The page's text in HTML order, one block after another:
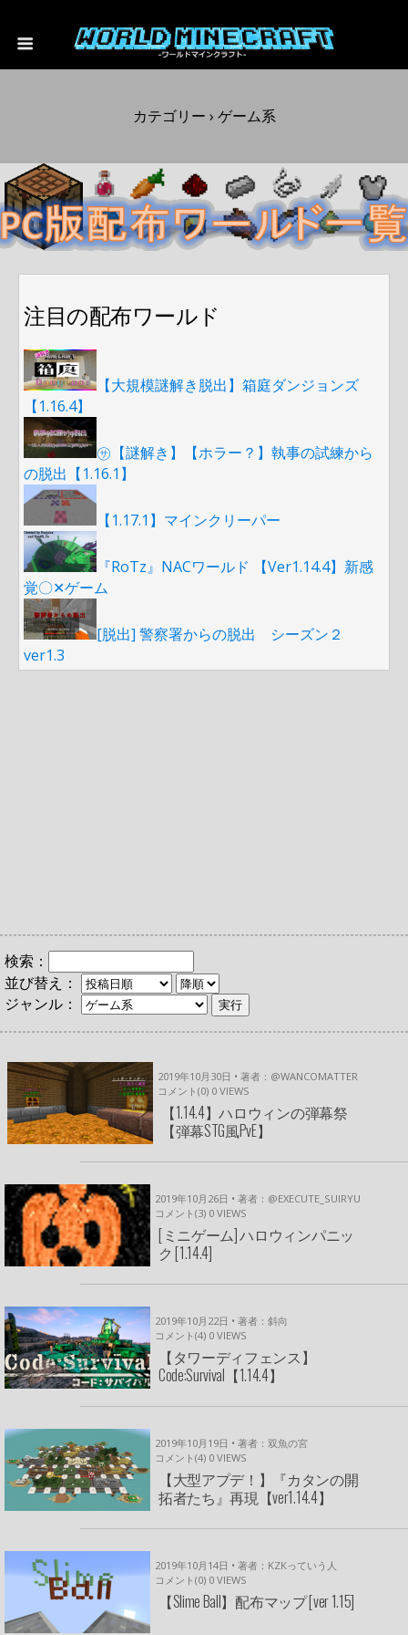
カテゴリー › ゲーム系
注目の配布ワールド
【大規模謎解き脱出】箱庭ダンジョンズ
【1.16.4】
㋚【謎解き】【ホラー？】執事の試練から
の脱出【1.16.1】
【1.17.1】マインクリーパー
『RoTz』NACワールド 【Ver1.14.4】新感
覚〇✕ゲーム
[脱出] 警察署からの脱出 シーズン２
ver1.3
検索：
並び替え：
ジャンル：
2019年10月30日 • 著者：@WANCOMATTER
コメント(0) 0 VIEWS
【1.14.4】ハロウィンの弾幕祭
【弾幕STG風PvE】
2019年10月26日 • 著者：@EXECUTE_SUIRYU
コメント(3) 0 VIEWS
[ミニゲーム] ハロウィンパニッ
ク [1.14.4]
2019年10月22日 • 著者：斜向
コメント(4) 0 VIEWS
【タワーディフェンス】
Code:Survival【1.14.4】
2019年10月19日 • 著者：双魚の宮
コメント(4) 0 VIEWS
【大型アプデ！】『カタンの開
拓者たち』再現【ver1.14.4】
2019年10月14日 • 著者：KZKっていう人
コメント(0) 0 VIEWS
【Slime Ball】配布マップ [ver 1.15]